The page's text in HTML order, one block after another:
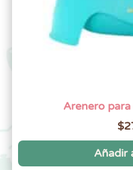
Arenero
$
Añadir